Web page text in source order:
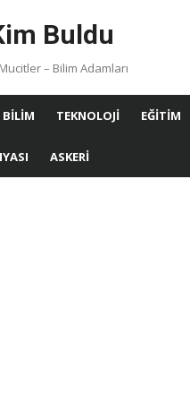
Buldu
– Bilim Adamları
BILIM TEKNOLOJI EĞITIM
ASKERI